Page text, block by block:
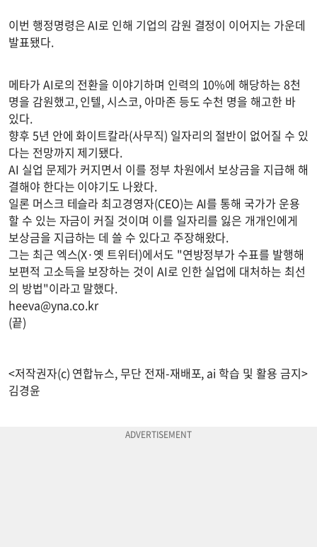
이번 행정명령은 AI로 인해 기업의 감원 결정이 이어지는 가운데
발표됐다.
메타가 AI로의 전환을 이야기하며 인력의 10%에 해당하는 8천
명을 감원했고, 인텔, 시스코, 아마존 등도 수천 명을 해고한 바
있다.
향후 5년 안에 화이트칼라(사무직) 일자리의 절반이 없어질 수 있
다는 전망까지 제기됐다.
AI 실업 문제가 커지면서 이를 정부 차원에서 보상금을 지급해 해
결해야 한다는 이야기도 나왔다.
일론 머스크 테슬라 최고경영자(CEO)는 AI를 통해 국가가 운용
할 수 있는 자금이 커질 것이며 이를 일자리를 잃은 개개인에게
보상금을 지급하는 데 쓸 수 있다고 주장해왔다.
그는 최근 엑스(X·옛 트위터)에서도 "연방정부가 수표를 발행해
보편적 고소득을 보장하는 것이 AI로 인한 실업에 대처하는 최선
의 방법"이라고 말했다.
heeva@yna.co.kr
(끝)
<저작권자(c) 연합뉴스, 무단 전재-재배포, ai 학습 및 활용 금지>
김경윤